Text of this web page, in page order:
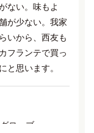
ない。味もよ
が少ない。我家
いから、西友も
フランテで買っ
と思います。
ローブ